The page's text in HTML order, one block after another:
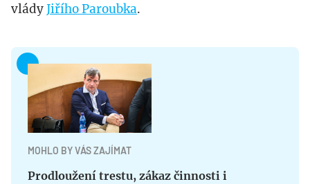
vládyJiřího Paroubka.
MOHLO BY VÁS ZAJÍMAT
Prodloužení trestu, zákaz činnosti i